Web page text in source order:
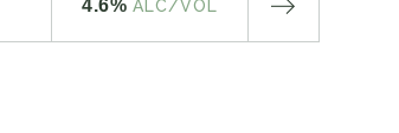
4.6% ALC/VOL